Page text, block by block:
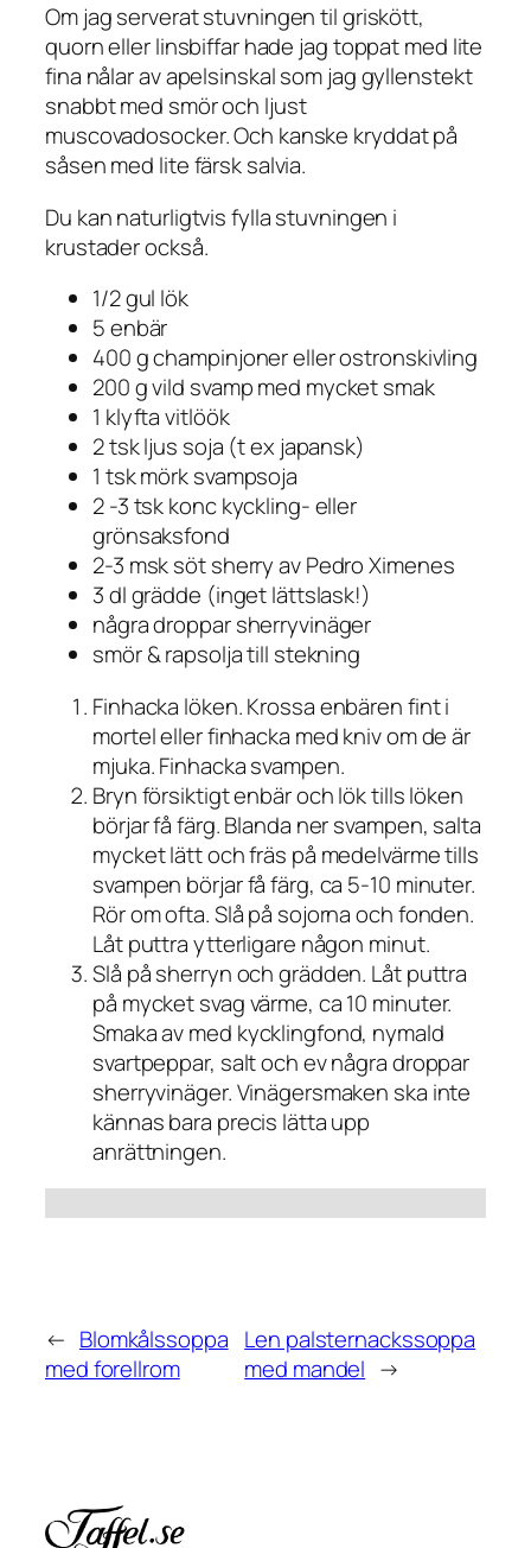
Om jag serverat stuvningen til griskött,
quorn eller linsbiffar hade jag toppat med lite
fina nålar av apelsinskal som jag gyllenstekt
snabbt med smör och ljust
muscovadosocker. Och kanske kryddat på
såsen med lite färsk salvia.
Du kan naturligtvis fylla stuvningen i
krustader också.
1/2 gul lök
5 enbär
400 g champinjoner eller ostronskivling
200 g vild svamp med mycket smak
1 klyfta vitlöök
2 tsk ljus soja (t ex japansk)
1 tsk mörk svampsoja
2 -3 tsk konc kyckling- eller
grönsaksfond
2-3 msk söt sherry av Pedro Ximenes
3 dl grädde (inget lättslask!)
några droppar sherryvinäger
smör & rapsolja till stekning
Finhacka löken. Krossa enbären fint i
mortel eller finhacka med kniv om de är
mjuka. Finhacka svampen.
Bryn försiktigt enbär och lök tills löken
börjar få färg. Blanda ner svampen, salta
mycket lätt och fräs på medelvärme tills
svampen börjar få färg, ca 5-10 minuter.
Rör om ofta. Slå på sojorna och fonden.
Låt puttra ytterligare någon minut.
Slå på sherryn och grädden. Låt puttra
på mycket svag värme, ca 10 minuter.
Smaka av med kycklingfond, nymald
svartpeppar, salt och ev några droppar
sherryvinäger. Vinägersmaken ska inte
kännas bara precis lätta upp
anrättningen.
← Blomkålssoppa
med forellrom
Len palsternackssoppa
med mandel →